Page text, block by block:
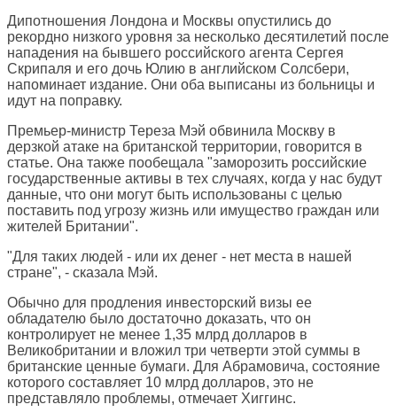
Дипотношения Лондона и Москвы опустились до
рекордно низкого уровня за несколько десятилетий после
нападения на бывшего российского агента Сергея
Скрипаля и его дочь Юлию в английском Солсбери,
напоминает издание. Они оба выписаны из больницы и
идут на поправку.
Премьер-министр Тереза Мэй обвинила Москву в
дерзкой атаке на британской территории, говорится в
статье. Она также пообещала "заморозить российские
государственные активы в тех случаях, когда у нас будут
данные, что они могут быть использованы с целью
поставить под угрозу жизнь или имущество граждан или
жителей Британии".
"Для таких людей - или их денег - нет места в нашей
стране", - сказала Мэй.
Обычно для продления инвесторский визы ее
обладателю было достаточно доказать, что он
контролирует не менее 1,35 млрд долларов в
Великобритании и вложил три четверти этой суммы в
британские ценные бумаги. Для Абрамовича, состояние
которого составляет 10 млрд долларов, это не
представляло проблемы, отмечает Хиггинс.